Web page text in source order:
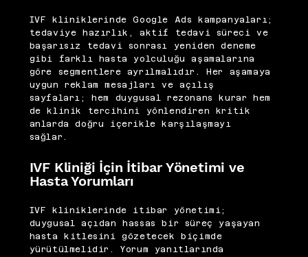
IVF kliniklerinde Google Ads kampanyaları;
tedaviye hazırlık, aktif tedavi süreci ve
başarısız tedavi sonrası yeniden deneme
gibi farklı hasta yolculuğu aşamalarına
göre segmentlere ayrılmalıdır. Her aşamaya
uygun reklam mesajları ve açılış
sayfaları; hem duygusal rezonans kurar hem
de klinik tercihini yönlendiren kritik
anlarda doğru içerikle karşılaşmayı
sağlar.
IVF Kliniği İçin İtibar Yönetimi ve
Hasta Yorumları
IVF kliniklerinde itibar yönetimi;
duygusal açıdan hassas bir süreç yaşayan
hasta kitlesini gözetecek biçimde
yürütülmelidir. Yorum yanıtlarında